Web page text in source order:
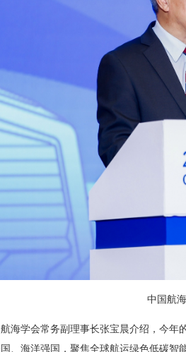
中国航
海学会常务副理事长张宝晨介绍，今年
、海洋强国，聚焦全球航运绿色低碳智